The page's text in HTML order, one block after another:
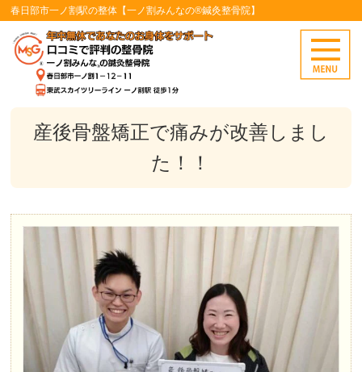
春日部市一ノ割駅の整体【一ノ割みんなの®鍼灸整骨院】
産後骨盤矯正で痛みが改善しまし
た！！